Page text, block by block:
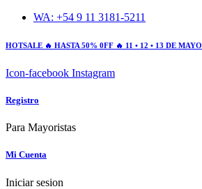
contenido
WA: +54 9 11 3181-5211
HOTSALE 🔥 HASTA 50% 0FF 🔥 11 • 12 • 13 DE MAYO
Icon-facebook Instagram
Registro
Para Mayoristas
Mi Cuenta
Iniciar sesion